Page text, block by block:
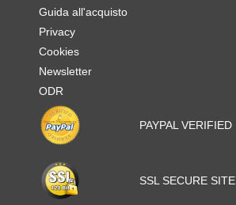
Guida all'acquisto
Privacy
Cookies
Newsletter
ODR
PAYPAL VERIFIED
SSL SECURE SITE